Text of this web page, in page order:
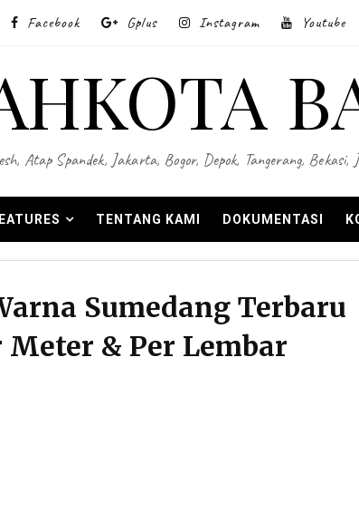
Facebook Gplus Instagram Youtube
Atap Spandek, Jakarta, Bogor, Depok, Tangerang,
TENTANG KAMI DOKUMENTASI
Sumedang Terbaru
& Per Lembar